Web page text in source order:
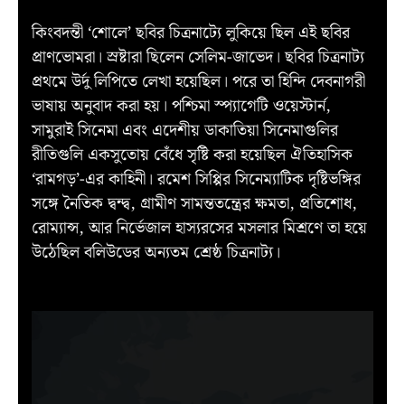
কিংবদন্তী ‘শোলে’ ছবির চিত্রনাট্যে লুকিয়ে ছিল এই ছবির
প্রাণভোমরা। স্রষ্টারা ছিলেন সেলিম-জাভেদ। ছবির চিত্রনাট্য
প্রথমে উর্দু লিপিতে লেখা হয়েছিল। পরে তা হিন্দি দেবনাগরী
ভাষায় অনুবাদ করা হয়। পশ্চিমা স্প্যাগেটি ওয়েস্টার্ন,
সামুরাই সিনেমা এবং এদেশীয় ডাকাতিয়া সিনেমাগুলির
রীতিগুলি একসুতোয় বেঁধে সৃষ্টি করা হয়েছিল ঐতিহাসিক
‘রামগড়’-এর কাহিনী। রমেশ সিপ্পির সিনেম্যাটিক দৃষ্টিভঙ্গির
সঙ্গে নৈতিক দ্বন্দ্ব, গ্রামীণ সামন্ততন্ত্রের ক্ষমতা, প্রতিশোধ,
রোম্যান্স, আর নির্ভেজাল হাস্যরসের মসলার মিশ্রণে তা হয়ে
উঠেছিল বলিউডের অন্যতম শ্রেষ্ঠ চিত্রনাট্য।